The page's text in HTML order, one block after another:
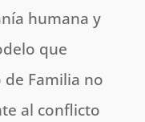
humana y
que
Familia no
al conflicto